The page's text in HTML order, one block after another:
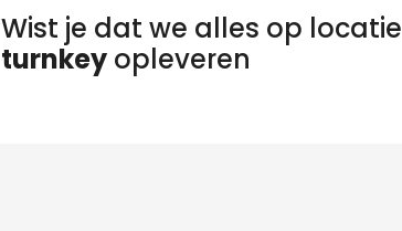
Wist je dat we alles op locatie
turnkey opleveren